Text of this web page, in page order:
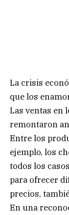
La crisis
que los
Las ventas en
remontaron
Entre los
ejemplo, los
todos los
para ofrecer
precios,
En una